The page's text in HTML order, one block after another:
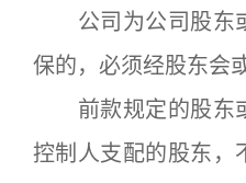
公司为公司股东
保的，必须经股东会
前款规定的股东
控制人支配的股东，